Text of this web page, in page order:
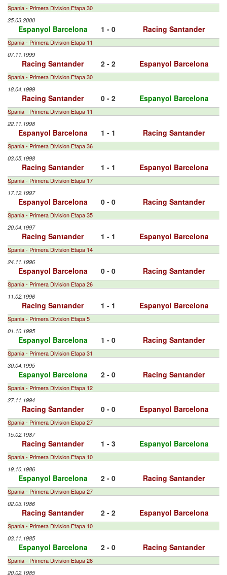
Spania - Primera Division Etapa 30
25.03.2000
Espanyol Barcelona 1 - 0 Racing Santander
Spania - Primera Division Etapa 11
07.11.1999
Racing Santander 2 - 2 Espanyol Barcelona
Spania - Primera Division Etapa 30
18.04.1999
Racing Santander 0 - 2 Espanyol Barcelona
Spania - Primera Division Etapa 11
22.11.1998
Espanyol Barcelona 1 - 1 Racing Santander
Spania - Primera Division Etapa 36
03.05.1998
Racing Santander 1 - 1 Espanyol Barcelona
Spania - Primera Division Etapa 17
17.12.1997
Espanyol Barcelona 0 - 0 Racing Santander
Spania - Primera Division Etapa 35
20.04.1997
Racing Santander 1 - 1 Espanyol Barcelona
Spania - Primera Division Etapa 14
24.11.1996
Espanyol Barcelona 0 - 0 Racing Santander
Spania - Primera Division Etapa 26
11.02.1996
Racing Santander 1 - 1 Espanyol Barcelona
Spania - Primera Division Etapa 5
01.10.1995
Espanyol Barcelona 1 - 0 Racing Santander
Spania - Primera Division Etapa 31
30.04.1995
Espanyol Barcelona 2 - 0 Racing Santander
Spania - Primera Division Etapa 12
27.11.1994
Racing Santander 0 - 0 Espanyol Barcelona
Spania - Primera Division Etapa 27
15.02.1987
Racing Santander 1 - 3 Espanyol Barcelona
Spania - Primera Division Etapa 10
19.10.1986
Espanyol Barcelona 2 - 0 Racing Santander
Spania - Primera Division Etapa 27
02.03.1986
Racing Santander 2 - 2 Espanyol Barcelona
Spania - Primera Division Etapa 10
03.11.1985
Espanyol Barcelona 2 - 0 Racing Santander
Spania - Primera Division Etapa 26
20.02.1985